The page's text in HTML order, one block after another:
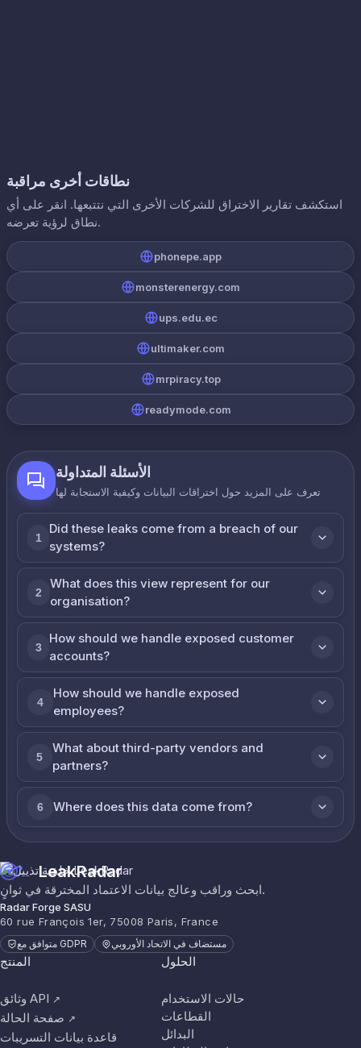
نطاقات أخرى مراقبة
استكشف تقارير الاختراق للشركات الأخرى التي نتتبعها. انقر على أي
نطاق لرؤية تعرضه.
phonepe.app
monsterenergy.com
ups.edu.ec
ultimaker.com
mrpiracy.top
readymode.com
الأسئلة المتداولة
تعرف على المزيد حول اختراقات البيانات وكيفية الاستجابة لها
1
Did these leaks come from a breach of our
systems?
2
What does this view represent for our
organisation?
3
How should we handle exposed customer
accounts?
4
How should we handle exposed
employees?
5
What about third-party vendors and
partners?
6 Where does this data come from?
LeakRadar
ابحث وراقب وعالج بيانات الاعتماد المخترقة في ثوانٍ.
Radar Forge SASU
60 rue François 1er, 75008 Paris, France
متوافق مع GDPR مستضاف في الاتحاد الأوروبي
المنتج
وثائق API ↗
صفحة الحالة ↗
قاعدة بيانات التسريبات
الحلول
حالات الاستخدام
القطاعات
البدائل